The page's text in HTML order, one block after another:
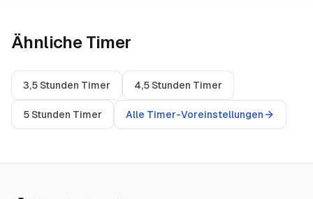
Ähnliche Timer
3,5 Stunden Timer 4,5 Stunden Timer
5 Stunden Timer Alle Timer-Voreinstellungen